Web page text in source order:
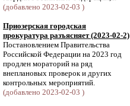
(добавлено 2023-02-03 )
Приозерская городская
прокуратура разъясняет (2023-02-2)
Постановлением Правительства
Российской Федерации на 2023 год
продлен мораторий на ряд
внеплановых проверок и других
контрольных мероприятий.
(добавлено 2023-02-03 )